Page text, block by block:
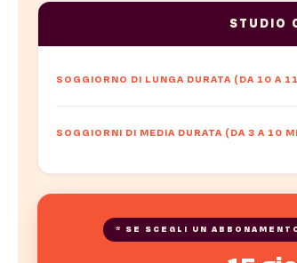
STUDIO
SOGGIORNO DI LUNGA DURATA (DA 10 A
SOGGIORNI DI MEDIA DURATA (DA 3 A 10
* SE SCEGLI UN